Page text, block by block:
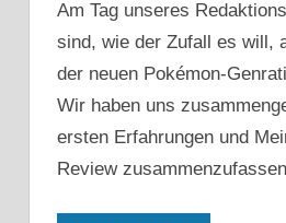
Am Tag unseres
sind, wie der Zufall es will,
der neuen Pokémon-
Wir haben uns
ersten Erfahrungen und
Review